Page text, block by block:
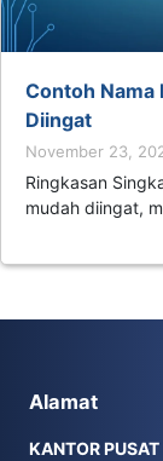
Contoh Nama
Diingat
November 23,
Ringkasan
mudah diingat,
Alamat
KANTOR PUSAT